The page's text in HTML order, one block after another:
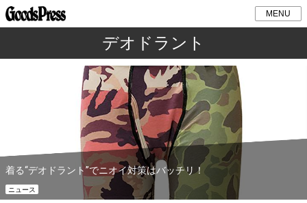
MENU
デオドラント
着る“デオドラント”でニオイ対策はバッチリ！
ニュース